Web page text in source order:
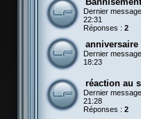
Dernier
22:31
Réponses : 2
anniversaire
Dernier
18:23
réaction au
Dernier
21:28
Réponses : 2